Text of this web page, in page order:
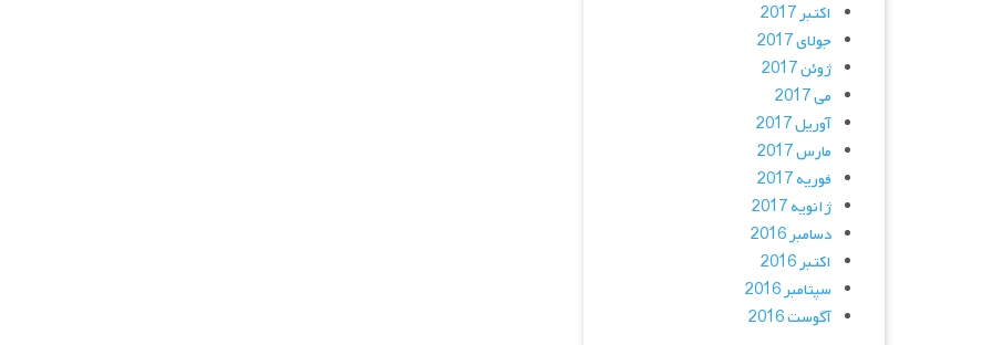
اکتبر 2017
جولای 2017
ژوئن 2017
می 2017
آوریل 2017
مارس 2017
فوریه 2017
ژانویه 2017
دسامبر 2016
اکتبر 2016
سپتامبر 2016
آگوست 2016